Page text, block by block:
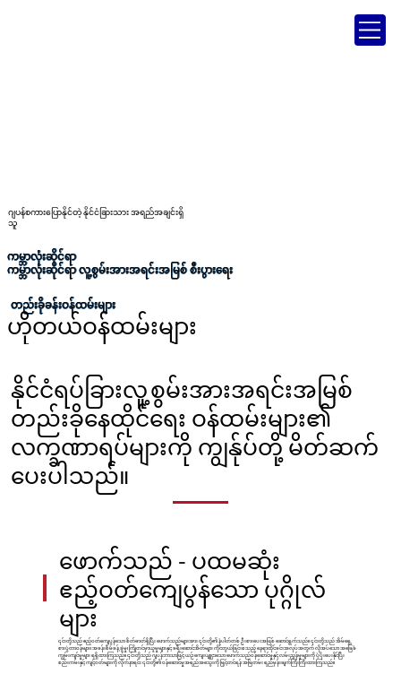
ဂျပန်စကားပြောနိုင်တဲ့ နိုင်ငံခြားသား အရည်အချင်းရှိ
သူ
ကမ္ဘာလုံးဆိုင်ရာ
ကမ္ဘာလုံးဆိုင်ရာ လူ့စွမ်းအားအရင်းအမြစ် စီးပွားရေး
တည်းခိုခန်းဝန်ထမ်းများ
ဟိုတယ်ဝန်ထမ်းများ
နိုင်ငံရပ်ခြားလူ့စွမ်းအားအရင်းအမြစ်
တည်းခိုနေထိုင်ရေး ဝန်ထမ်းများ၏
လက္ခဏာရပ်များကို ကျွန်ုပ်တို့ မိတ်ဆက်
ပေးပါသည်။
ဖောက်သည် - ပထမဆုံး
ဧည့်ဝတ်ကျေပွန်သော ပုဂ္ဂိုလ်
များ
၎င်းတို့သည် ဧည့်ဝတ်ကျေပွန်သော စိတ်ဓာတ်ရှိပြီး ဖောက်သည်များအား ၎င်းတို့၏ နံပါတ်တစ် ဦးစားပေးအဖြစ် ဆောင်ရွက်သည်။ ၎င်းတို့သည် အိမ်ရှေ့
စားပွဲတာဝန်များ၊ အခန်းစီမံခန့်ခွဲမှု၊ ကြိုတင်မှာယူမှုများနှင့် ခရီးဆောင်အိတ်များ ကိုင်တွယ်ခြင်းစသည့် နေရာထိုင်ခင်းအလုပ်အတွက် လိုအပ်သော အခြေခံ
ကျွမ်းကျင်မှုများ ရရှိထားကြသည်။ ၎င်းတို့သည် ဂျပန်ဘာသာဖြင့် ယဉ်ကျေးပျူငှာသော ဖောက်သည်ဝန်ဆောင်မှုနှင့် လမ်းညွှန်မှုများကို ပံ့ပိုးပေးနိုင်ပြီး
စည်းကမ်းနှင့် ကျင့်ဝတ်များကို လိုက်နာရင်း ၎င်းတို့၏ ဝန်ဆောင်မှုအရည်အသွေးကို မြှင့်တင်ရန် အမြဲတမ်း ရည်မှန်းချက်ကြီးကြီးထားကြသည်။